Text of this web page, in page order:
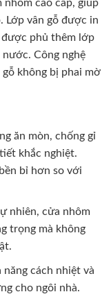
cao cấp, giúp
Lớp vân gỗ được in
được phủ thêm lớp
Công nghệ
gỗ không bị phai mờ
ăn mòn, chống gỉ
khắc nghiệt.
bỉ hơn so với
nhiên, cửa nhôm
trọng mà không
năng cách nhiệt và
cho ngôi nhà.